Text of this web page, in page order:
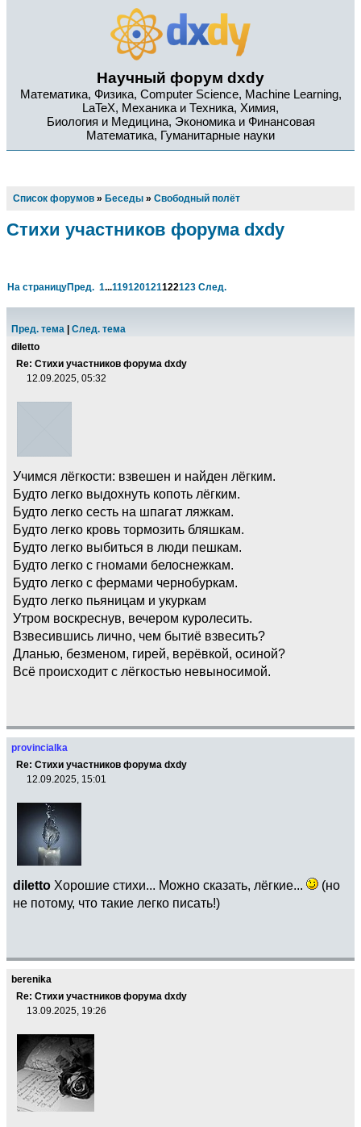
Научный форум dxdy
Математика, Физика, Computer Science, Machine Learning,
LaTeX, Механика и Техника, Химия,
Биология и Медицина, Экономика и Финансовая
Математика, Гуманитарные науки
Список форумов » Беседы » Свободный полёт
Стихи участников форума dxdy
На страницуПред. 1...119120121122123 След.
Пред. тема
След. тема
diletto
Re: Стихи участников форума dxdy
12.09.2025, 05:32
Учимся лёгкости: взвешен и найден лёгким.
Будто легко выдохнуть копоть лёгким.
Будто легко сесть на шпагат ляжкам.
Будто легко кровь тормозить бляшкам.
Будто легко выбиться в люди пешкам.
Будто легко с гномами белоснежкам.
Будто легко с фермами чернобуркам.
Будто легко пьяницам и укуркам
Утром воскреснув, вечером куролесить.
Взвесившись лично, чем бытиё взвесить?
Дланью, безменом, гирей, верёвкой, осиной?
Всё происходит с лёгкостью невыносимой.
provincialka
Re: Стихи участников форума dxdy
12.09.2025, 15:01
diletto Хорошие стихи... Можно сказать, лёгкие...
(но
не потому, что такие легко писать!)
berenika
Re: Стихи участников форума dxdy
13.09.2025, 19:26